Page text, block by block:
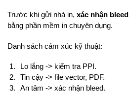
Trước khi gửi nhà in, xác nhận bleed
bằng phần mềm in chuyên dụng.
Danh sách cảm xúc kỹ thuật:
Lo lắng -> kiểm tra PPI.
Tin cậy -> file vector, PDF.
An tâm -> xác nhận bleed.